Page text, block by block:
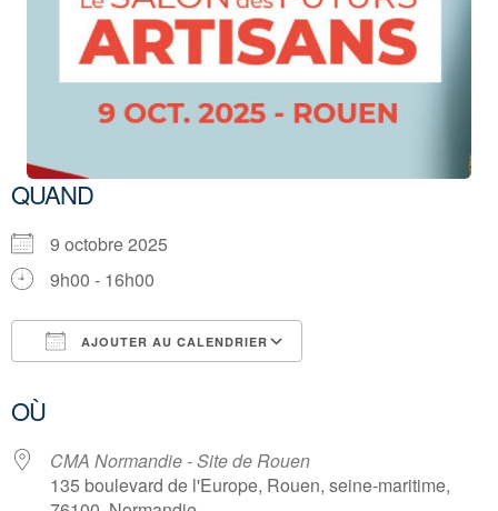
QUAND
9 octobre 2025
9h00 - 16h00
AJOUTER AU CALENDRIER
OÙ
CMA Normandie - Site de Rouen
135 boulevard de l'Europe, Rouen, seine-maritime,